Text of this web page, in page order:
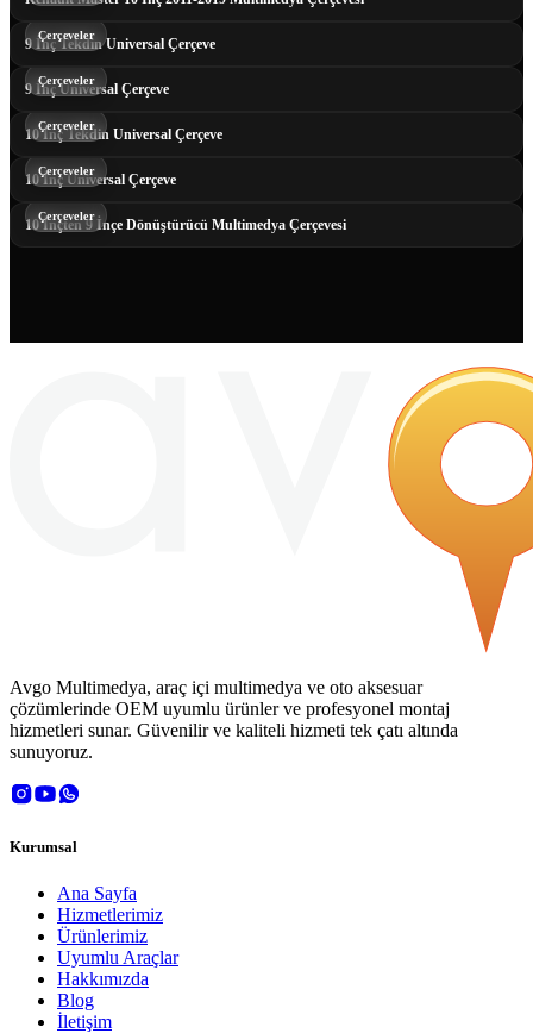
9 İnç Tekdin Universal Çerçeve
Çerçeveler
9 İnç Universal Çerçeve
Çerçeveler
10 İnç Tekdin Universal Çerçeve
Çerçeveler
10 İnç Universal Çerçeve
Çerçeveler
10 İnçten 9 İnçe Dönüştürücü Multimedya Çerçevesi
Çerçeveler
Avgo Multimedya, araç içi multimedya ve oto aksesuar
çözümlerinde OEM uyumlu ürünler ve profesyonel montaj
hizmetleri sunar. Güvenilir ve kaliteli hizmeti tek çatı altında
sunuyoruz.
Kurumsal
Ana Sayfa
Hizmetlerimiz
Ürünlerimiz
Uyumlu Araçlar
Hakkımızda
Blog
İletişim